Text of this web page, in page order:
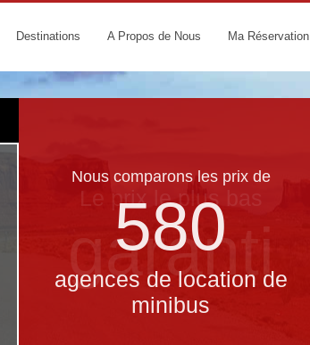
Destinations A Propos de Nous Ma Réservation
Nous comparons les prix de
580
agences de location de
minibus
Le prix le​ plus bas
garanti